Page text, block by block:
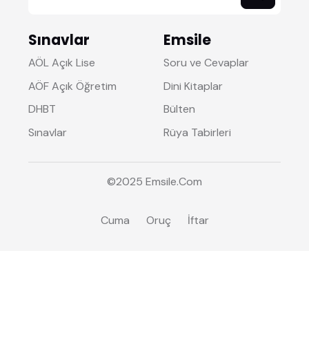
Sınavlar
AÖL Açık Lise
AÖF Açık Öğretim
DHBT
Sınavlar
Emsile
Soru ve Cevaplar
Dini Kitaplar
Bülten
Rüya Tabirleri
©2025 Emsile.Com
Cuma Oruç İftar